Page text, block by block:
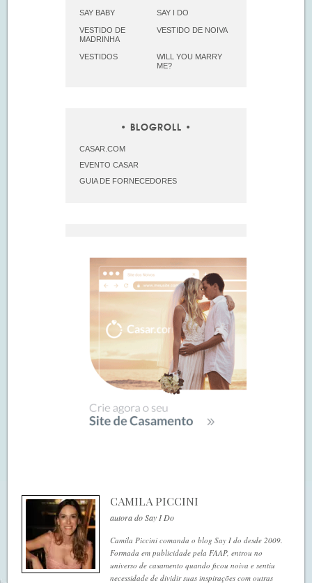
SAY BABY SAY I DO
VESTIDO DE
MADRINHA
VESTIDO DE NOIVA
VESTIDOS
WILL YOU MARRY
ME?
BLOGROLL
CASAR.COM
EVENTO CASAR
GUIA DE FORNECEDORES
CAMILA PICCINI
autora do Say I Do
Camila Piccini comanda o blog Say I do desde 2009.
Formada em publicidade pela FAAP, entrou no
universo de casamento quando ficou noiva e sentiu
necessidade de dividir suas inspirações com outras